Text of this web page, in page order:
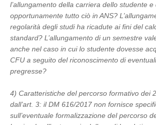
l’allungamento della carriera dello studente
opportunamente tutto ciò in ANS?
regolarità degli studi ha ricadute ai fini del
standard? L’allungamento di un semestre
anche nel caso in cui lo studente dovesse
CFU a seguito del riconoscimento di
pregresse?
4) Caratteristiche del percorso formativo dei
dall’art. 3: il DM 616/2017 non fornisce
sull’eventuale formalizzazione del percorso